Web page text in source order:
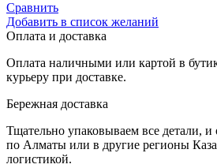
Сравнить
Добавить в список желаний
Оплата и доставка
Оплата наличными или картой в
курьеру при доставке.
Бережная доставка
Тщательно упаковываем все детали, и
по Алматы или в другие регионы
логистикой.